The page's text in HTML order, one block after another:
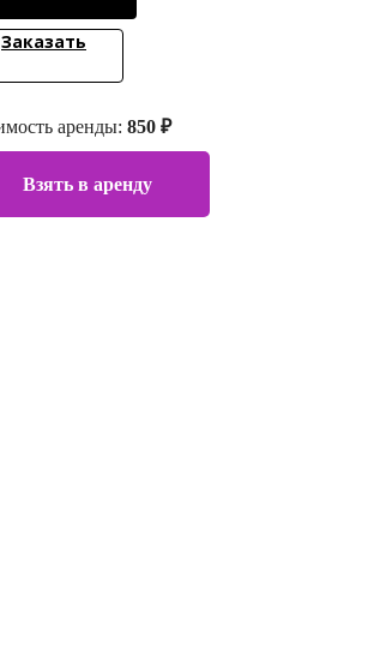
Заказать
аренды: 850 ₽
Взять в аренду